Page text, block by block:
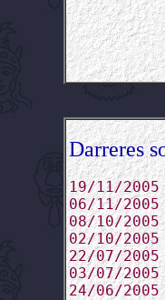
Darreres
19/11/
06/11/
08/10/
02/10/
22/07/
03/07/
24/06/